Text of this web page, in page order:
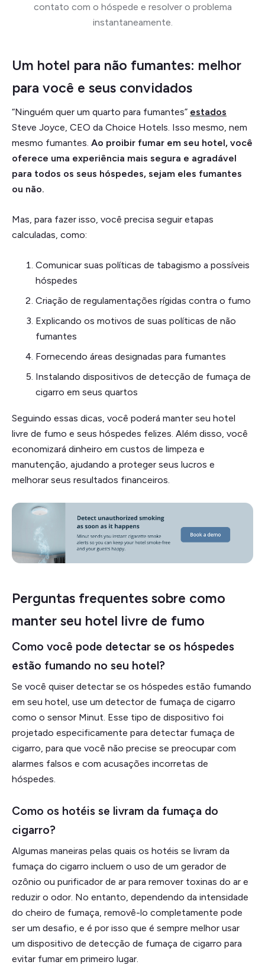
contato com o hóspede e resolver o problema
instantaneamente.
Um hotel para não fumantes: melhor
para você e seus convidados
“Ninguém quer um quarto para fumantes” estados
Steve Joyce, CEO da Choice Hotels. Isso mesmo, nem
mesmo fumantes. Ao proibir fumar em seu hotel, você
oferece uma experiência mais segura e agradável
para todos os seus hóspedes, sejam eles fumantes
ou não.
Mas, para fazer isso, você precisa seguir etapas
calculadas, como:
Comunicar suas políticas de tabagismo a possíveis
hóspedes
Criação de regulamentações rígidas contra o fumo
Explicando os motivos de suas políticas de não
fumantes
Fornecendo áreas designadas para fumantes
Instalando dispositivos de detecção de fumaça de
cigarro em seus quartos
Seguindo essas dicas, você poderá manter seu hotel
livre de fumo e seus hóspedes felizes. Além disso, você
economizará dinheiro em custos de limpeza e
manutenção, ajudando a proteger seus lucros e
melhorar seus resultados financeiros.
Perguntas frequentes sobre como
manter seu hotel livre de fumo
Como você pode detectar se os hóspedes
estão fumando no seu hotel?
Se você quiser detectar se os hóspedes estão fumando
em seu hotel, use um detector de fumaça de cigarro
como o sensor Minut. Esse tipo de dispositivo foi
projetado especificamente para detectar fumaça de
cigarro, para que você não precise se preocupar com
alarmes falsos e com acusações incorretas de
hóspedes.
Como os hotéis se livram da fumaça do
cigarro?
Algumas maneiras pelas quais os hotéis se livram da
fumaça do cigarro incluem o uso de um gerador de
ozônio ou purificador de ar para remover toxinas do ar e
reduzir o odor. No entanto, dependendo da intensidade
do cheiro de fumaça, removê-lo completamente pode
ser um desafio, e é por isso que é sempre melhor usar
um dispositivo de detecção de fumaça de cigarro para
evitar fumar em primeiro lugar.